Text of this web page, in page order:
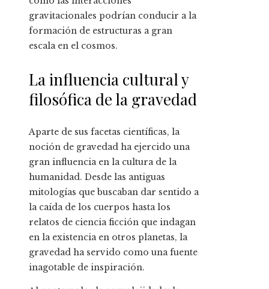
gravitacionales podrían conducir a la
formación de estructuras a gran
escala en el cosmos.
La influencia cultural y
filosófica de la gravedad
Aparte de sus facetas científicas, la
noción de gravedad ha ejercido una
gran influencia en la cultura de la
humanidad. Desde las antiguas
mitologías que buscaban dar sentido a
la caída de los cuerpos hasta los
relatos de ciencia ficción que indagan
en la existencia en otros planetas, la
gravedad ha servido como una fuente
inagotable de inspiración.